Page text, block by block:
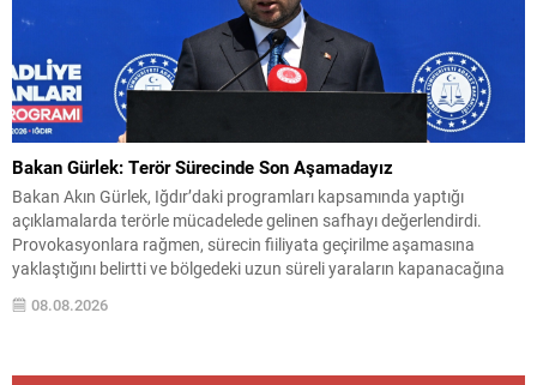
Bakan Gürlek: Terör Sürecinde Son Aşamadayız
Bakan Akın Gürlek, Iğdır’daki programları kapsamında yaptığı
açıklamalarda terörle mücadelede gelinen safhayı değerlendirdi.
Provokasyonlara rağmen, sürecin fiiliyata geçirilme aşamasına
yaklaştığını belirtti ve bölgedeki uzun süreli yaraların kapanacağına
dair umutlu mesajlar verdi. Gürlek, “Bölge insanımızın 40 yılı aşkın
süredir kanayan yarası olan bu tehlikeden, devletimizin kalkınması ve
08.08.2026